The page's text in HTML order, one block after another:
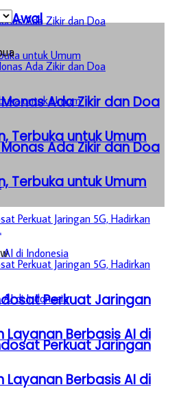
Ada Zikir dan Doa
Terbuka untuk Umum
Perkuat Jaringan
Layanan Berbasis AI di
Awal
Ada Zikir dan Doa
Terbuka untuk Umum
Perkuat Jaringan
Layanan Berbasis AI di